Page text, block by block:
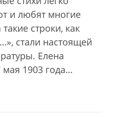
и любят многие
строки, как
стали настоящей
Елена
1903 года…